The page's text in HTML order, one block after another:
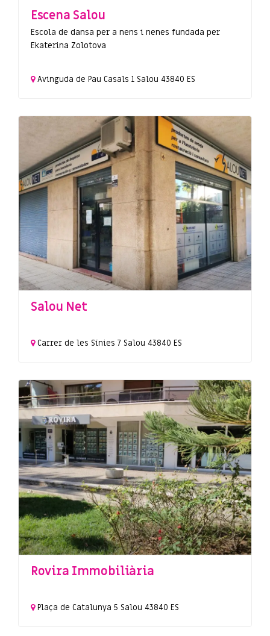
Escena Salou
Escola de dansa per a nens i nenes fundada per
Ekaterina Zolotova
Avinguda de Pau Casals 1 Salou 43840 ES
Salou Net
Carrer de les Sínies 7 Salou 43840 ES
Rovira Immobiliària
Plaça de Catalunya 5 Salou 43840 ES